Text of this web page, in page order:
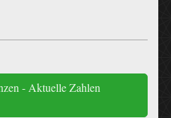
- Aktuelle Zahlen